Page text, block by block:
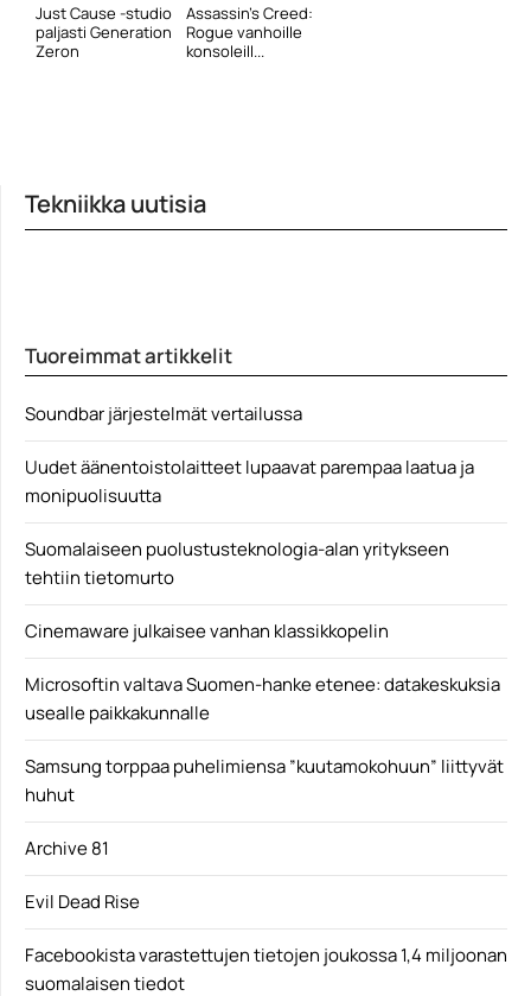
Just Cause -studio
paljasti Generation
Zeron
Assassin’s Creed:
Rogue vanhoille
konsoleill...
Tekniikka uutisia
Tuoreimmat artikkelit
Soundbar järjestelmät vertailussa
Uudet äänentoistolaitteet lupaavat parempaa laatua ja
monipuolisuutta
Suomalaiseen puolustusteknologia-alan yritykseen
tehtiin tietomurto
Cinemaware julkaisee vanhan klassikkopelin
Microsoftin valtava Suomen-hanke etenee: datakeskuksia
usealle paikkakunnalle
Samsung torppaa puhelimiensa ”kuutamokohuun” liittyvät
huhut
Archive 81
Evil Dead Rise
Facebookista varastettujen tietojen joukossa 1,4 miljoonan
suomalaisen tiedot